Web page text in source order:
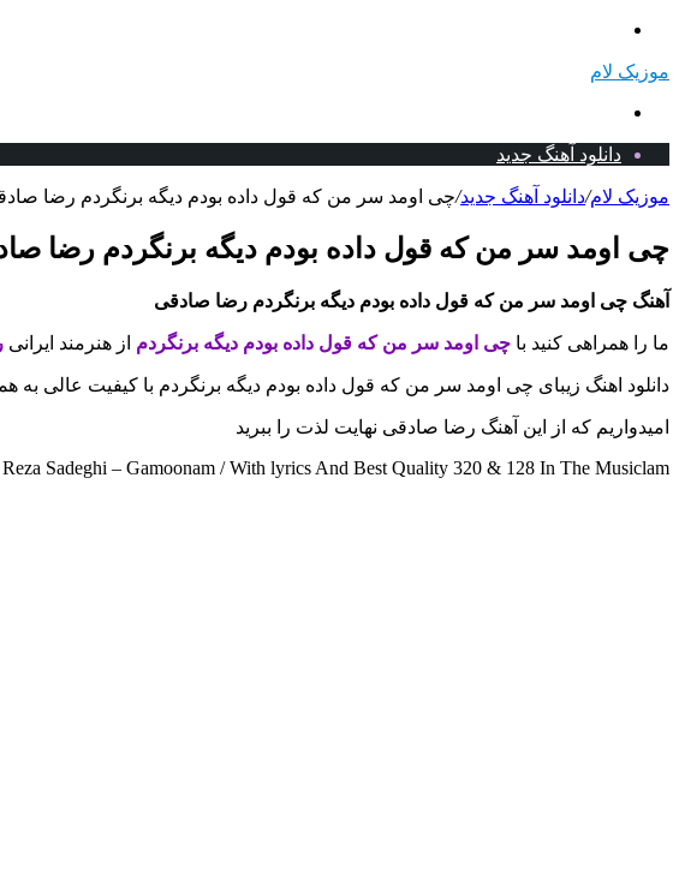
موزیک لام
دانلود آهنگ جدید
موزیک لام/دانلود آهنگ جدید/چی اومد سر من که قول داده بودم دیگه برنگردم رضا
چی اومد سر من که قول داده بودم دیگه برنگردم رضا
آهنگ چی اومد سر من که قول داده بودم دیگه برنگردم رضا صادقی
ما را همراهی کنید با چی اومد سر من که قول داده بودم دیگه برنگردم از هنرمند ایرانی
دانلود اهنگ زیبای چی اومد سر من که قول داده بودم دیگه برنگردم با کیفیت عالی به
امیدواریم که از این آهنگ رضا صادقی نهایت لذت را ببرید
Sadeghi – Gamoonam / With lyrics And Best Quality 320 & 128 In The Musiclam